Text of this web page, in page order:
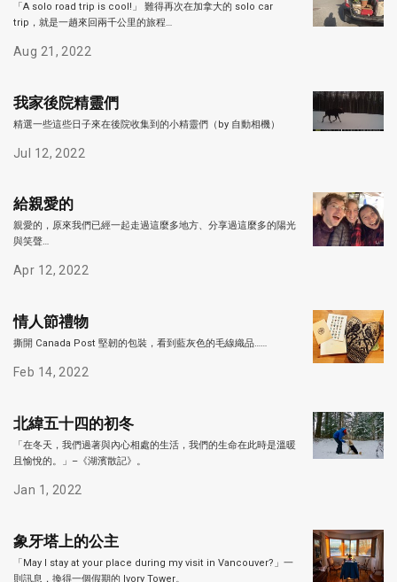
「A solo road trip is cool!」 難得再次在加拿大的 solo car
trip，就是一趟來回兩千公里的旅程…
Aug 21, 2022
我家後院精靈們
精選一些這些日子來在後院收集到的小精靈們（by 自動相機）
Jul 12, 2022
給親愛的
親愛的，原來我們已經一起走過這麼多地方、分享過這麼多的陽光
與笑聲…
Apr 12, 2022
情人節禮物
撕開 Canada Post 堅韌的包裝，看到藍灰色的毛線織品……
Feb 14, 2022
北緯五十四的初冬
「在冬天，我們過著與內心相處的生活，我們的生命在此時是溫暖
且愉悅的。」–《湖濱散記》。
Jan 1, 2022
象牙塔上的公主
「May I stay at your place during my visit in Vancouver?」一
則訊息，換得一個假期的 Ivory Tower。